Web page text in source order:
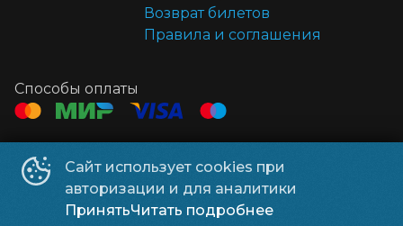
Сайт использует cookies при
авторизации и для аналитики
ПринятьЧитать подробнее
Возврат билетов
Правила и соглашения
Способы оплаты
Контакты
ТЦ Клён
+7 914 322-70-60
ТЦ Мега +7 914 689-28-11